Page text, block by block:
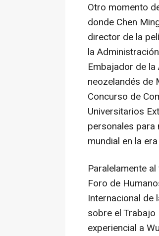
Otro momento
donde Chen
director de la
la
Embajador de la
neozelandés de
Concurso de
Universitarios
personales
mundial en la
Paralelamente
Foro de
Internacional de
sobre el Trabajo
experiencial a